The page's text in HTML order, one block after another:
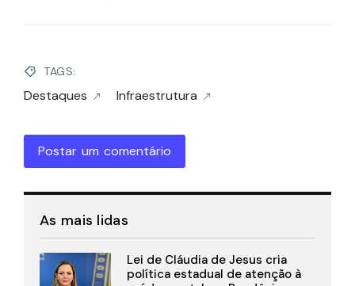
TAGS:
Destaques Infraestrutura
Postar um comentário
As mais lidas
Lei de Cláudia de Jesus cria
política estadual de atenção à